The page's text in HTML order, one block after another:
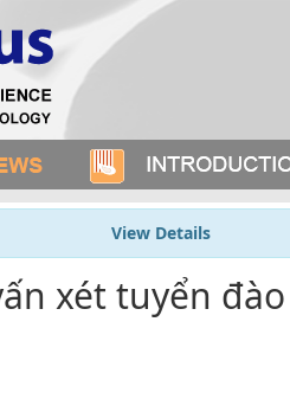
View Details
xét tuyển